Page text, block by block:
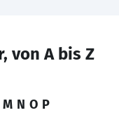
von A bis Z
M N O P